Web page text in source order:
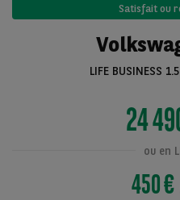
Voir toutes les
Satisfait ou
LIFE BUSINESS
24
ou en
450 €